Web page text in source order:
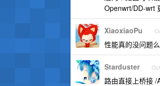
Openwrt/DD-wrt
XiaoxiaoPu
性能真的没问题
Starduster
路由直接上桥接 /